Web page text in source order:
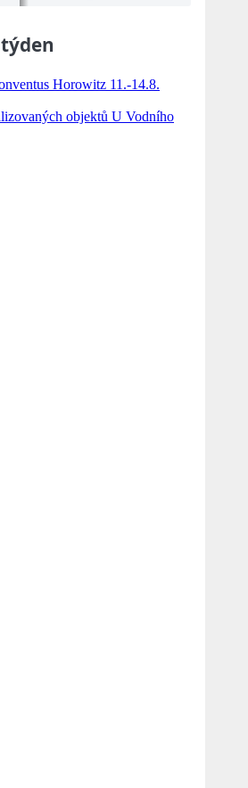
Horowitz 11.-14.8.
objektů U Vodního